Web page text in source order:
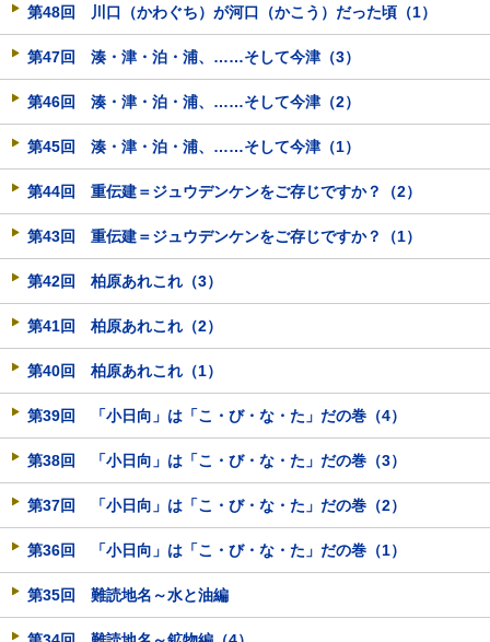
第48回 川口（かわぐち）が河口（かこう）だった頃（1）
第47回 湊・津・泊・浦、……そして今津（3）
第46回 湊・津・泊・浦、……そして今津（2）
第45回 湊・津・泊・浦、……そして今津（1）
第44回 重伝建＝ジュウデンケンをご存じですか？（2）
第43回 重伝建＝ジュウデンケンをご存じですか？（1）
第42回 柏原あれこれ（3）
第41回 柏原あれこれ（2）
第40回 柏原あれこれ（1）
第39回 「小日向」は「こ・び・な・た」だの巻（4）
第38回 「小日向」は「こ・び・な・た」だの巻（3）
第37回 「小日向」は「こ・び・な・た」だの巻（2）
第36回 「小日向」は「こ・び・な・た」だの巻（1）
第35回 難読地名～水と油編